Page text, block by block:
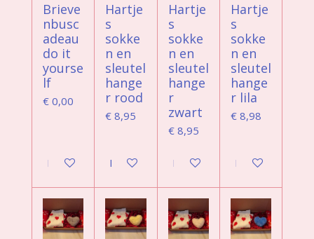
Brieve
nbusc
adeau
do it
yourse
lf
€ 0,00
Bekijk details
Hartje
s
sokke
n en
sleutel
hange
r rood
€ 8,95
Bekijk details
Hartje
s
sokke
n en
sleutel
hange
r
zwart
€ 8,95
Bekijk details
Hartje
s
sokke
n en
sleutel
hange
r lila
€ 8,98
Bekijk details